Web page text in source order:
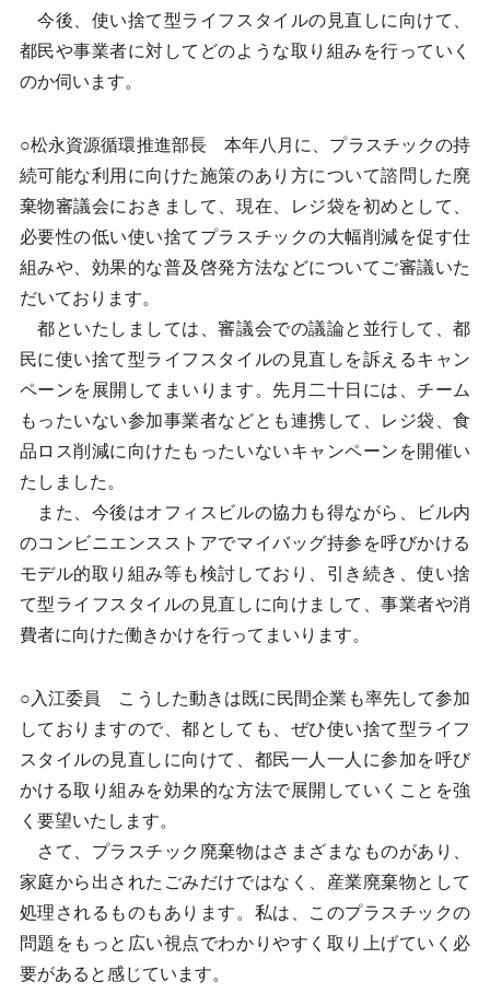
今後、使い捨て型ライフスタイルの見直しに向けて、
都民や事業者に対してどのような取り組みを行っていく
のか伺います。
○松永資源循環推進部長 本年八月に、プラスチックの持
続可能な利用に向けた施策のあり方について諮問した廃
棄物審議会におきまして、現在、レジ袋を初めとして、
必要性の低い使い捨てプラスチックの大幅削減を促す仕
組みや、効果的な普及啓発方法などについてご審議いた
だいております。
都といたしましては、審議会での議論と並行して、都
民に使い捨て型ライフスタイルの見直しを訴えるキャン
ペーンを展開してまいります。先月二十日には、チーム
もったいない参加事業者などとも連携して、レジ袋、食
品ロス削減に向けたもったいないキャンペーンを開催い
たしました。
また、今後はオフィスビルの協力も得ながら、ビル内
のコンビニエンスストアでマイバッグ持参を呼びかける
モデル的取り組み等も検討しており、引き続き、使い捨
て型ライフスタイルの見直しに向けまして、事業者や消
費者に向けた働きかけを行ってまいります。
○入江委員 こうした動きは既に民間企業も率先して参加
しておりますので、都としても、ぜひ使い捨て型ライフ
スタイルの見直しに向けて、都民一人一人に参加を呼び
かける取り組みを効果的な方法で展開していくことを強
く要望いたします。
さて、プラスチック廃棄物はさまざまなものがあり、
家庭から出されたごみだけではなく、産業廃棄物として
処理されるものもあります。私は、このプラスチックの
問題をもっと広い視点でわかりやすく取り上げていく必
要があると感じています。